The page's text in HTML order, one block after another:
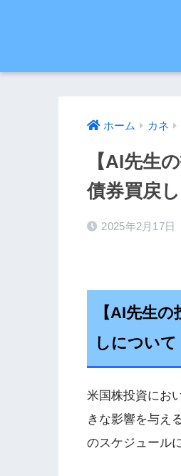
ホーム カネ
【AI先生
債券買戻
2025年2月17日
【AI先生
しについて
米国株投資にお
きな影響を与え
のスケジュール